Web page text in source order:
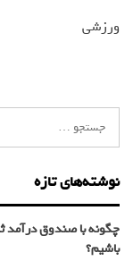
ورزشی
نوشته‌های تازه
چگونه با صندوق درآمد
باشیم؟